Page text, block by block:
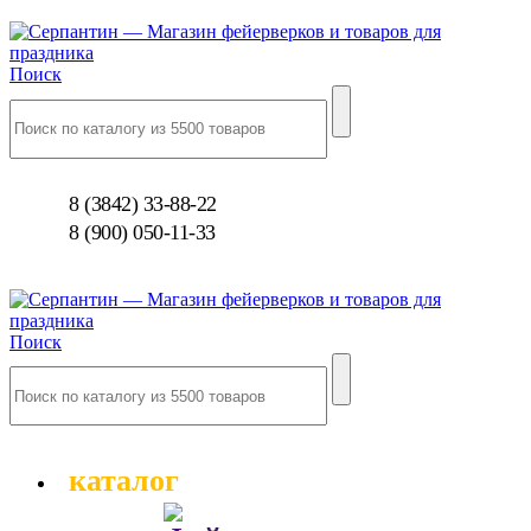
Поиск
8 (3842) 33-88-22
8 (900) 050-11-33
Поиск
каталог